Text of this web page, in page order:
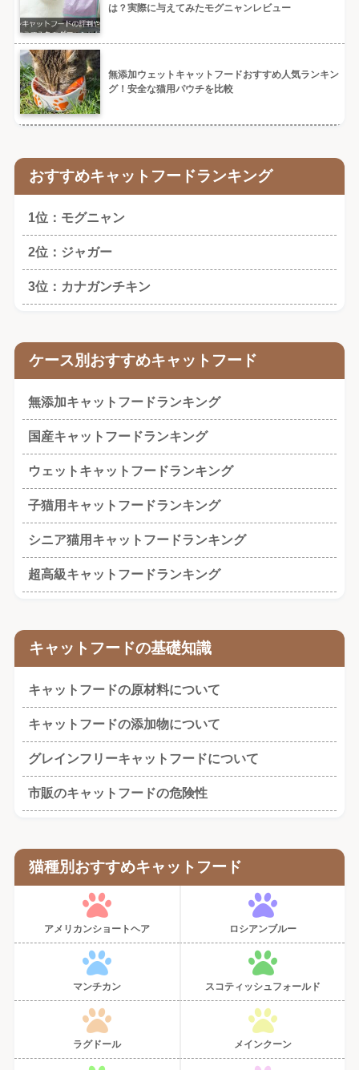
は？実際に与えてみたモグニャンレビュー
無添加ウェットキャットフードおすすめ人気ランキン
グ！安全な猫用パウチを比較
おすすめキャットフードランキング
1位：モグニャン
2位：ジャガー
3位：カナガンチキン
ケース別おすすめキャットフード
無添加キャットフードランキング
国産キャットフードランキング
ウェットキャットフードランキング
子猫用キャットフードランキング
シニア猫用キャットフードランキング
超高級キャットフードランキング
キャットフードの基礎知識
キャットフードの原材料について
キャットフードの添加物について
グレインフリーキャットフードについて
市販のキャットフードの危険性
猫種別おすすめキャットフード
アメリカンショートヘア ロシアンブルー
マンチカン スコティッシュフォールド
ラグドール メインクーン